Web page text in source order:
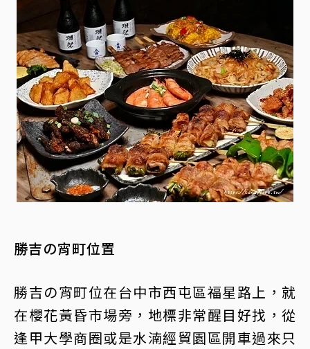
勝吉の宵町位置
勝吉の宵町位在台中市西屯區福星路上，就
在櫻花黃昏市場旁，地標非常醒目好找，從
逢甲大學商圈或是水湳經貿園區開車過來只